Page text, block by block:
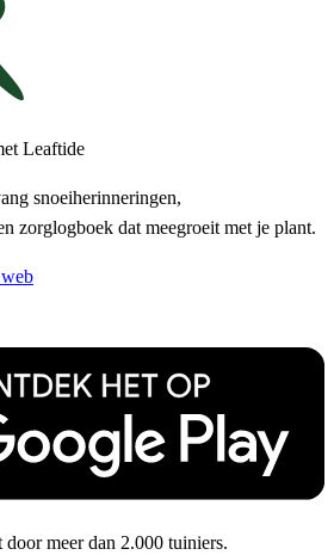
Leaftide
snoeiherinneringen,
zorglogboek dat meegroeit met je plant.
meer dan 2.000 tuiniers.